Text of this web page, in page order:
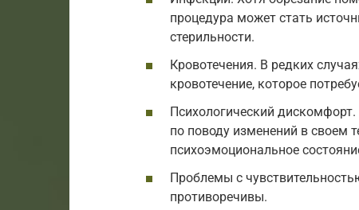
процедура может стать
стерильности.
Кровотечения. В редких
кровотечение, которое
Психологический
по поводу изменений в своем
психоэмоциональное
Проблемы с
противоречивы.